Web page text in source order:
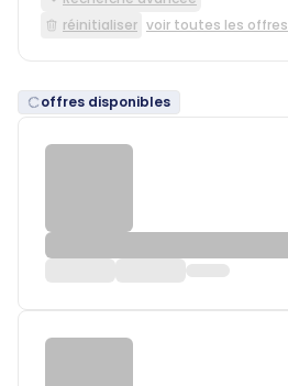
réinitialiser voir toutes les offres
offres disponibles